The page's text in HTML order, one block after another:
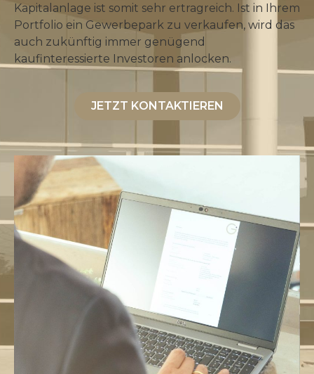
Kapitalanlage ist somit sehr ertragreich. Ist in Ihrem
Portfolio ein Gewerbepark zu verkaufen, wird das
auch zukünftig immer genügend
kaufinteressierte Investoren anlocken.
JETZT KONTAKTIEREN